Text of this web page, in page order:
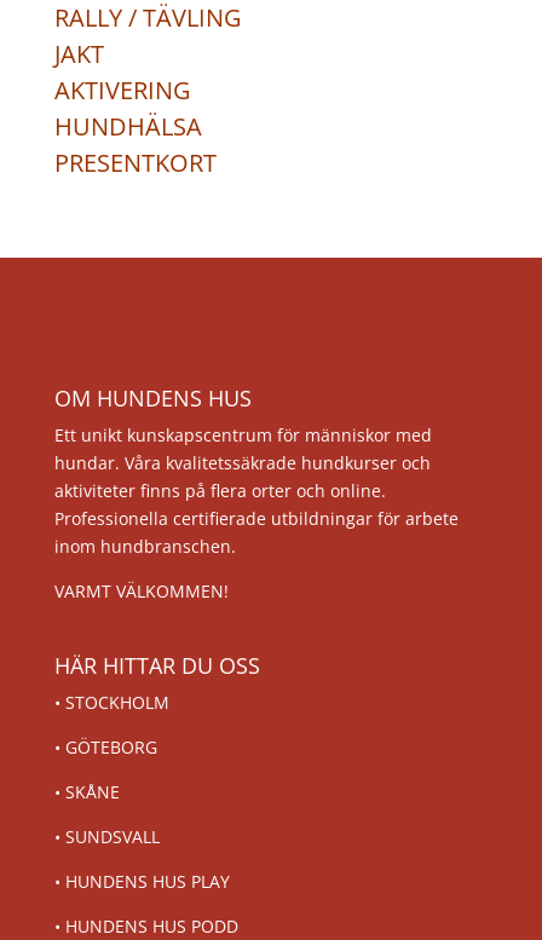
RALLY / TÄVLING
JAKT
AKTIVERING
HUNDHÄLSA
PRESENTKORT
OM HUNDENS HUS
Ett unikt kunskapscentrum för människor med
hundar. Våra kvalitetssäkrade hundkurser och
aktiviteter finns på flera orter och online.
Professionella certifierade utbildningar för arbete
inom hundbranschen.
VARMT VÄLKOMMEN!
HÄR HITTAR DU OSS
• STOCKHOLM
• GÖTEBORG
• SKÅNE
• SUNDSVALL
• HUNDENS HUS PLAY
• HUNDENS HUS PODD